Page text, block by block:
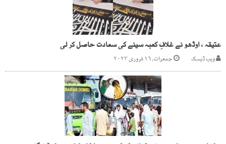
عتیقہ ، اوڈھو نے غلافِ کعبہ سینے کی سعادت حاصل کر لی
ویب ڈیسک جمعرات, ۱۶ فروری ۲۰۲۳